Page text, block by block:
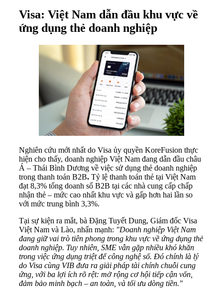
Visa: Việt Nam dẫn đầu khu vực về
ứng dụng thẻ doanh nghiệp
Nghiên cứu mới nhất do Visa ủy quyền KoreFusion thực
hiện cho thấy, doanh nghiệp Việt Nam đang dẫn đầu châu
Á – Thái Bình Dương về việc sử dụng thẻ doanh nghiệp
trong thanh toán B2B. Tỷ lệ thanh toán thẻ tại Việt Nam
đạt 8,3% tổng doanh số B2B tại các nhà cung cấp chấp
nhận thẻ – mức cao nhất khu vực và gấp hơn hai lần so
với mức trung bình 3,3%.
Tại sự kiện ra mắt, bà Đặng Tuyết Dung, Giám đốc Visa
Việt Nam và Lào, nhấn mạnh: "Doanh nghiệp Việt Nam
đang giữ vai trò tiên phong trong khu vực về ứng dụng thẻ
doanh nghiệp. Tuy nhiên, SME vẫn gặp nhiều khó khăn
trong việc ứng dụng triệt để công nghệ số. Đó chính là lý
do Visa cùng VIB đưa ra giải pháp tài chính chuỗi cung
ứng, với ba lợi ích rõ rệt: mở rộng cơ hội tiếp cận vốn,
đảm bảo minh bạch – an toàn, và tối ưu dòng tiền."